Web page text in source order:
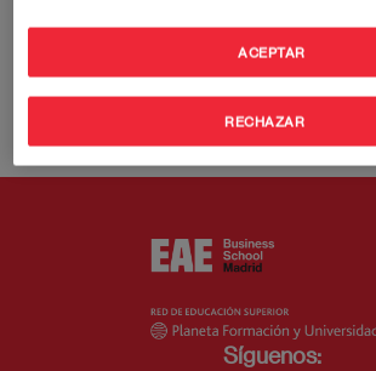
Madrid.
This person has detail node
Off
Síguenos:
RECHAZAR
ACEPTAR